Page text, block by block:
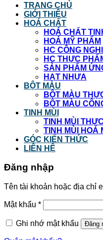
TRANG CHỦ
GIỚI THIỆU
HOÁ CHẤT
HOÁ CHẤT
HOÁ MỸ PHẨM
HC CÔNG
HC THỰC
SẢN PHẨM
HẠT NHỰA
BỘT MÀU
BỘT MÀU
BỘT MÀU
TINH MÙI
TINH MÙI
TINH MÙI HOÁ
GÓC KIẾN THỨC
LIÊN HỆ
Đăng nhập
Tên tài khoản hoặc địa chỉ
Mật khẩu *
Ghi nhớ mật khẩu Đăng